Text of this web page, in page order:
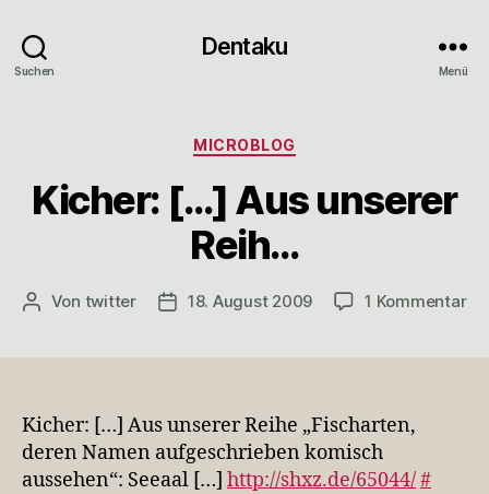
Suchen
Dentaku
Menü
Kategorien
MICROBLOG
Kicher: […] Aus unserer
Reih…
Beitragsautor
Von twitter Veröffentlichungsdatum
18. August 2009 1 Kommentarzu
Kicher: […] Aus unserer Reihe „Fischarten,
deren Namen aufgeschrieben komisch
aussehen“: Seeaal […] http://shxz.de/65044/#